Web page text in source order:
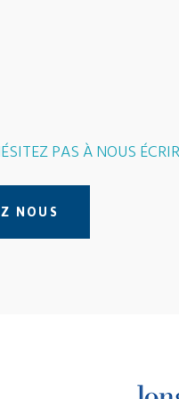
PAS À NOUS
NOUS